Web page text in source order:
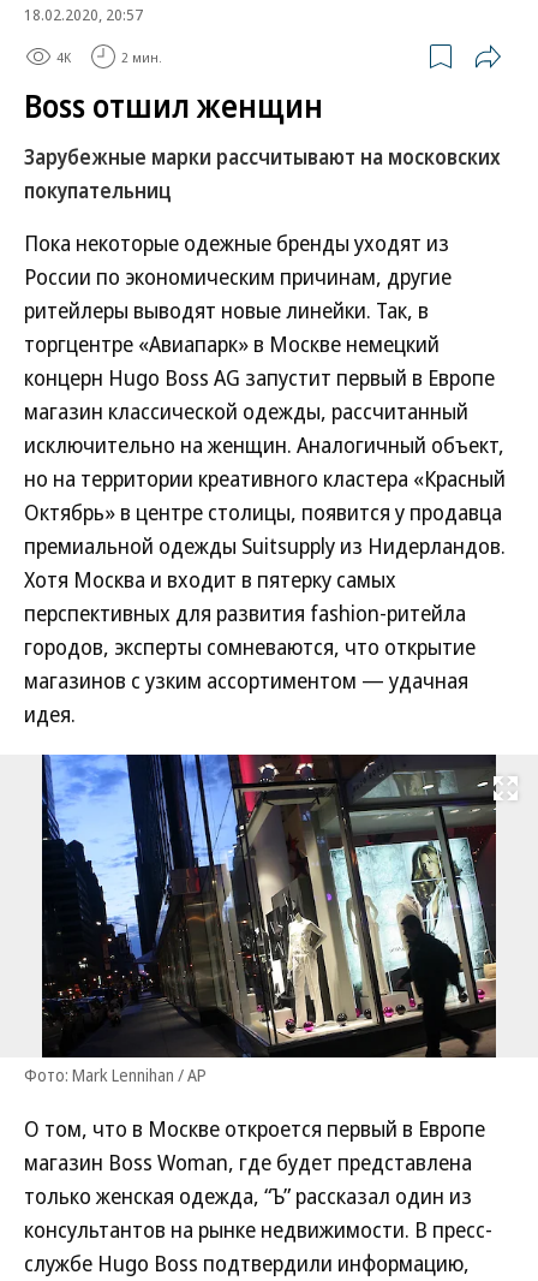
18.02.2020, 20:57
4K 2 мин.
Boss отшил женщин
Зарубежные марки рассчитывают на московских
покупательниц
Пока некоторые одежные бренды уходят из
России по экономическим причинам, другие
ритейлеры выводят новые линейки. Так, в
торгцентре «Авиапарк» в Москве немецкий
концерн Hugo Boss AG запустит первый в Европе
магазин классической одежды, рассчитанный
исключительно на женщин. Аналогичный объект,
но на территории креативного кластера «Красный
Октябрь» в центре столицы, появится у продавца
премиальной одежды Suitsupply из Нидерландов.
Хотя Москва и входит в пятерку самых
перспективных для развития fashion-ритейла
городов, эксперты сомневаются, что открытие
магазинов с узким ассортиментом — удачная
идея.
Развернуть
Фото: Mark Lennihan / AP
О том, что в Москве откроется первый в Европе
магазин Boss Woman, где будет представлена
только женская одежда, “Ъ” рассказал один из
консультантов на рынке недвижимости. В пресс-
службе Hugo Boss подтвердили информацию,